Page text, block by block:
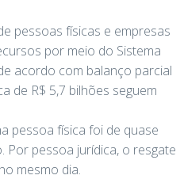
pessoas físicas e empresas
por meio do Sistema
acordo com balanço parcial
de R$ 5,7 bilhões seguem
pessoa física foi de quase
Por pessoa jurídica, o resgate
mesmo dia.